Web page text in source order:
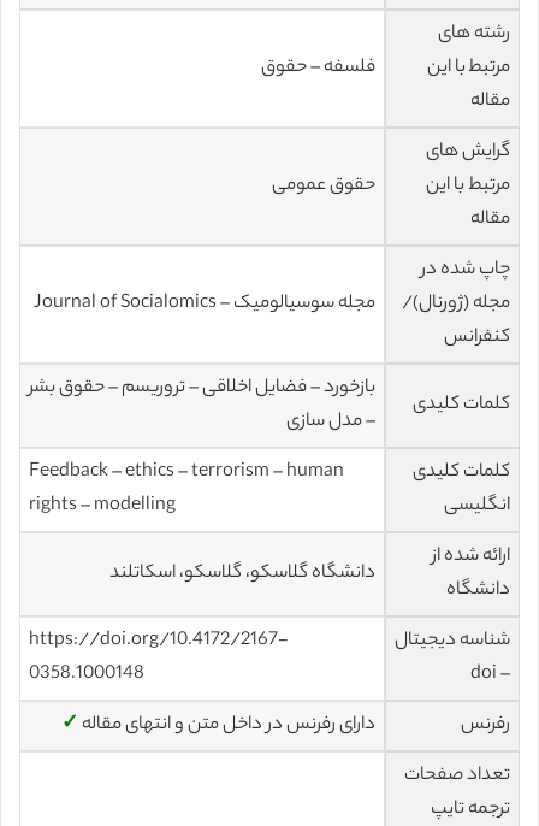
رشته های
مرتبط با این
مقاله
فلسفه – حقوق
گرایش های
مرتبط با این
مقاله
حقوق عمومی
چاپ شده در
مجله (ژورنال)/
کنفرانس
مجله سوسیالومیک – Journal of Socialomics
کلمات کلیدی
بازخورد – فضایل اخلاقی – تروریسم – حقوق بشر
– مدل سازی
کلمات کلیدی
انگلیسی
Feedback – ethics – terrorism – human
rights – modelling
ارائه شده از
دانشگاه
دانشگاه گلاسکو، گلاسکو، اسکاتلند
شناسه دیجیتال
– doi
https://doi.org/10.4172/2167-
0358.1000148
رفرنس
دارای رفرنس در داخل متن و انتهای مقاله ✓
تعداد صفحات
ترجمه تایپ